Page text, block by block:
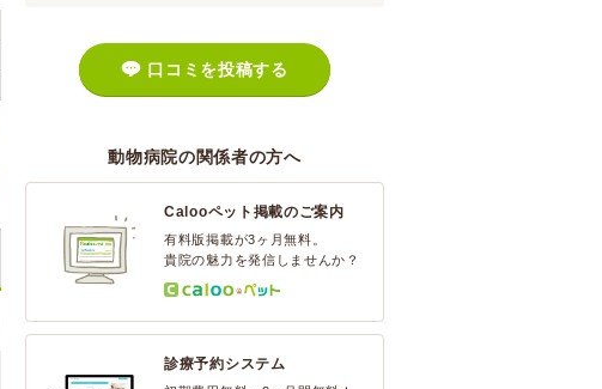
口コミを投稿する
動物病院の関係者の方へ
Calooペット掲載のご案内
有料版掲載が3ヶ月無料。
貴院の魅力を発信しませんか？
診療予約システム